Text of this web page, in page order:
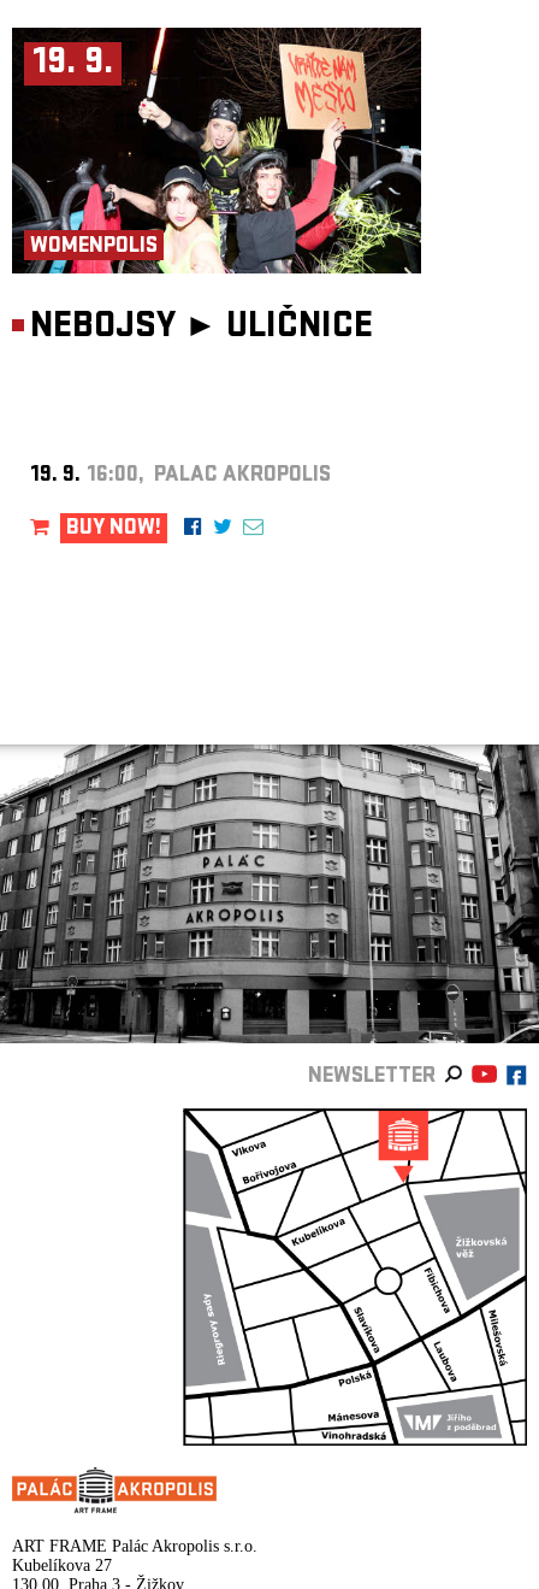
19. 9.
WOMENPOLIS
NEBOJSY ► ULIČNICE
19. 9. 16:00, PALAC AKROPOLIS
BUY NOW!
NEWSLETTER
ART FRAME Palác Akropolis s.r.o.
Kubelíkova 27
130 00, Praha 3 - Žižkov